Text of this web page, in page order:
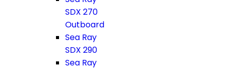
SDX 270
Outboard
Sea Ray
SDX 290
Sea Ray